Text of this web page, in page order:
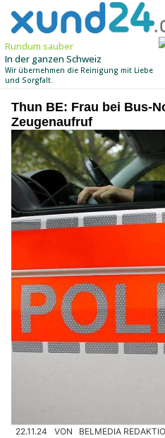
Thun BE: Frau bei Bus-
Zeugenaufruf
22.11.24 VON BELMEDIA